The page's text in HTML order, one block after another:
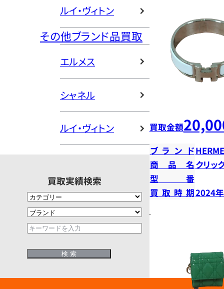
ルイ・ヴィトン
その他ブランド品買取
エルメス
シャネル
ルイ・ヴィトン
買取実績検索
買取金額
ブランド
商品名 クリッ
型番
買取時期2024